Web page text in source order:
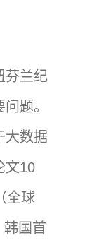
芬兰纪
题。
大数据
文10
全球
韩国首